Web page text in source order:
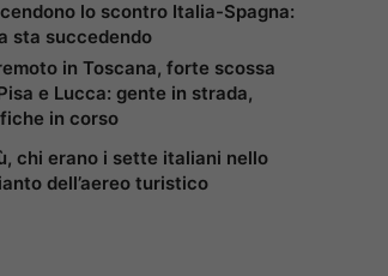
lo scontro Italia-Spagna:
sta succedendo
in Toscana, forte scossa
e Lucca: gente in strada,
in corso
chi erano i sette italiani nello
dell’aereo turistico